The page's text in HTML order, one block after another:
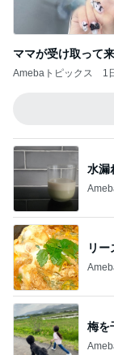
ママが受け取って
Amebaトピックス 1
水漏
リ
梅を